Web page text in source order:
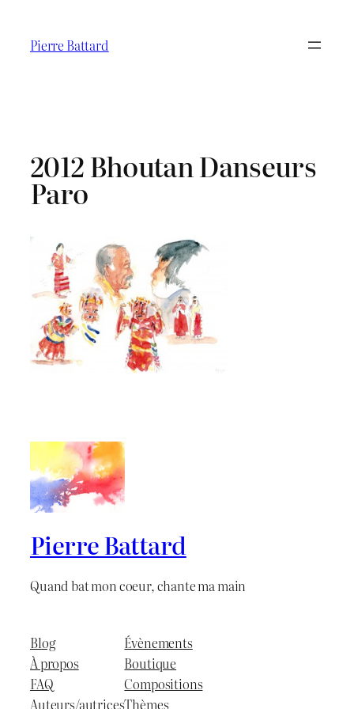
contenu
Pierre Battard
2012 Bhoutan Danseurs
Paro
Pierre Battard
Quand bat mon coeur, chante ma main
Blog
À propos
FAQ
Auteurs/autrices
Évènements
Boutique
Compositions
Thèmes